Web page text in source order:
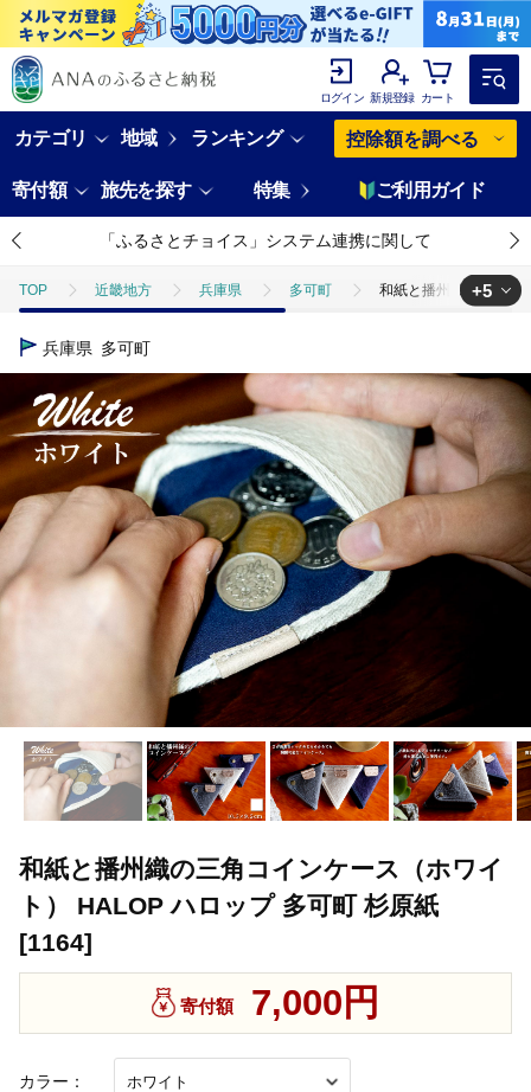
ログイン 新規登録 カート
カテゴリ 地域 ランキング 控除額を調べる
寄付額 旅先を探す 特集 ご利用ガイド
「ふるさとチョイス」システム連携に関して
TOP 近畿地方 兵庫県 多可町 和紙と播州織の三角コ
TOP
日用品・雑貨 ほかの雑貨・日用品 和紙と播州織の三
TOP ファッション 和紙と播州織の三角コインケース（ホワイト
TOP ファッション 小物 和紙と播州織の三角コインケース
TOP ファッション 財布 和紙と播州織の三角コインケース
+5
兵庫県 多可町
和紙と播州織の三角コインケース（ホワイ
ト） HALOP ハロップ 多可町 杉原紙
[1164]
カラー：
寄付額 7,000円